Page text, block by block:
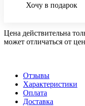
Хочу в подарок
Цена действительна
может отличаться от
Отзывы
Характеристики
Оплата
Доставка